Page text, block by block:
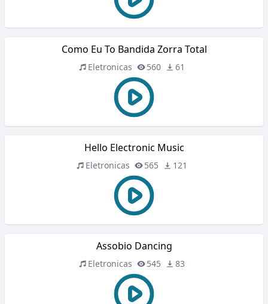
Como Eu To Bandida Zorra Total
Eletronicas 560 61
Hello Electronic Music
Eletronicas 565 121
Assobio Dancing
Eletronicas 545 83